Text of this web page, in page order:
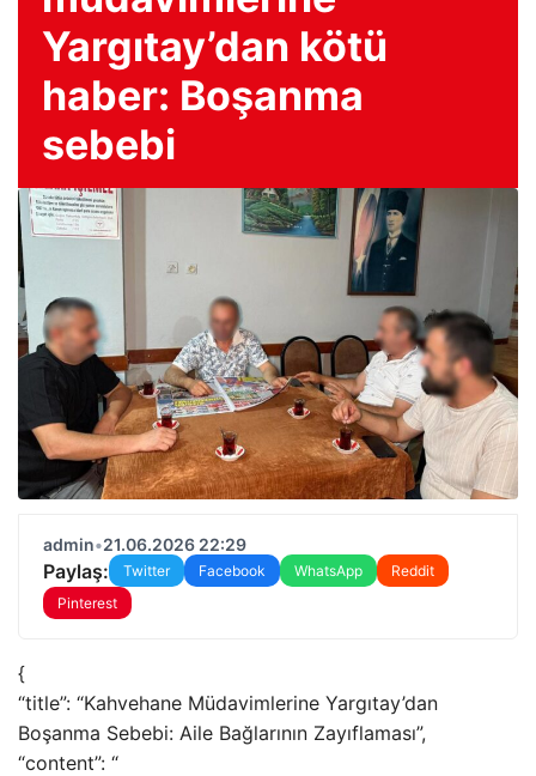
Yargıtay’dan kötü
haber: Boşanma
sebebi
admin•21.06.2026 22:29
Paylaş: Twitter Facebook WhatsApp
Reddit
Pinterest
{
“title”: “Kahvehane Müdavimlerine Yargıtay’dan
Boşanma Sebebi: Aile Bağlarının Zayıflaması”,
“content”: “